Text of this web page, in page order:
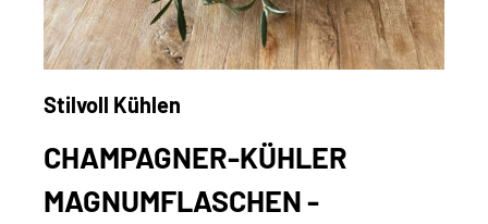
Stilvoll Kühlen
CHAMPAGNER-KÜHLER
MAGNUMFLASCHEN -